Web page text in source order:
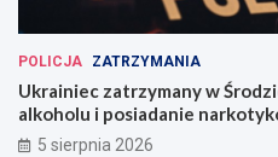
POLICJA ZATRZYMANIA
Ukrainiec zatrzymany w
alkoholu i posiadanie
5 sierpnia 2026